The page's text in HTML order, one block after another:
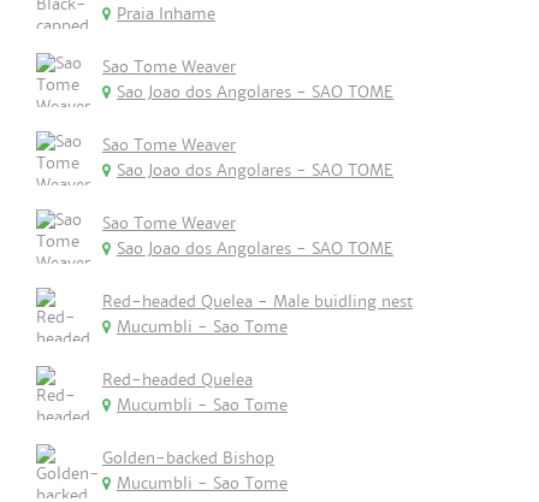
Praia Inhame
Sao Tome Weaver
Sao Joao dos Angolares - SAO TOME
Sao Tome Weaver
Sao Joao dos Angolares - SAO TOME
Sao Tome Weaver
Sao Joao dos Angolares - SAO TOME
Red-headed Quelea - Male buidling nest
Mucumbli - Sao Tome
Red-headed Quelea
Mucumbli - Sao Tome
Golden-backed Bishop
Mucumbli - Sao Tome